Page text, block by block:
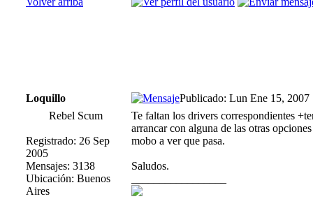
Loquillo
Publicado: Lun Ene 15, 2007
Rebel Scum
Registrado: 26 Sep
2005
Mensajes: 3138
Ubicación: Buenos
Aires
Te faltan los drivers correspondientes
arrancar con alguna de las otras
mobo a ver que pasa.
Saludos.